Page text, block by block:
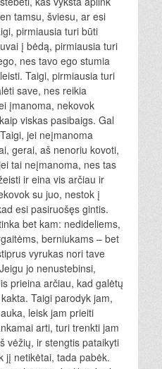
tamsu, šviesu, ar esi
pirmiausia turi būti
į bėdą, pirmiausia turi
nes tavo ego stumia
Taigi, pirmiausia turi
save, nes reikia
įmanoma, nekovok
viskas pasibaigs. Gal
jei neįmanoma
gerai, aš nenoriu kovoti,
tai neįmanoma, nes tas
ir eina vis arčiau ir
su juo, nestok į
esi pasiruošęs gintis.
bet kam: nedideliems,
berniukams – bet
vyrukas nori tave
jo nenustebinsi,
prieina arčiau, kad galėtų
Taigi parodyk jam,
leisk jam prieiti
arti, turi trenkti jam
vėžių, ir stengtis pataikyti
jį netikėtai, tada pabėk.